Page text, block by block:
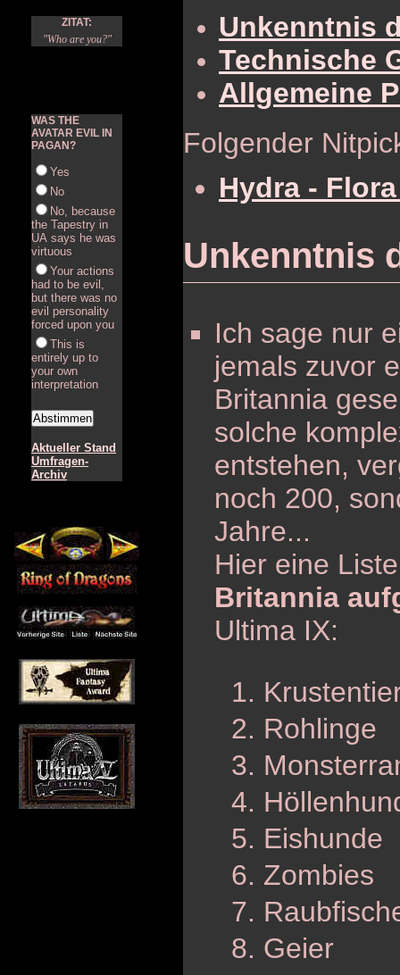
Unkenntnis
Technische
Allgemeine
Folgender
Hydra -
Unkenntnis
Ich sage nur
jemals zuvor
Britannia
solche
entstehen,
noch 200,
Jahre...
Hier eine
Britannia
Ultima IX:
Rohlinge
Eishunde
Zombies
Geier
ZITAT:
"Who are you?"
WAS THE
AVATAR EVIL IN
PAGAN?
Yes
No
No, because
the Tapestry in
UA says he was
virtuous
Your actions
had to be evil,
but there was no
evil personality
forced upon you
This is
entirely up to
your own
interpretation
Aktueller Stand
Umfragen-
Archiv